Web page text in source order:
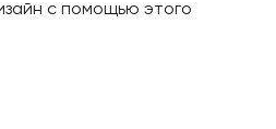
с помощью этого